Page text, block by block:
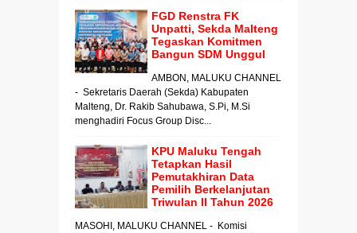
FGD Renstra FK
Unpatti, Sekda Malteng
Tegaskan Komitmen
Bangun SDM Unggul
AMBON, MALUKU CHANNEL
- Sekretaris Daerah (Sekda) Kabupaten
Malteng, Dr. Rakib Sahubawa, S.Pi, M.Si
menghadiri Focus Group Disc...
KPU Maluku Tengah
Tetapkan Hasil
Pemutakhiran Data
Pemilih Berkelanjutan
Triwulan II Tahun 2026
MASOHI, MALUKU CHANNEL - Komisi